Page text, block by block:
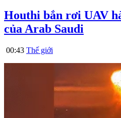
Houthi bắn rơi UAV
của Arab Saudi
00:43 Thế giới